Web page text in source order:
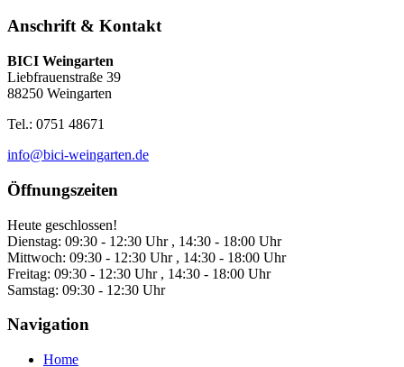
Anschrift & Kontakt
BICI Weingarten
Liebfrauenstraße 39
88250 Weingarten
Tel.: 0751 48671
info@bici-weingarten.de
Öffnungszeiten
Heute geschlossen!
Dienstag: 09:30 - 12:30 Uhr , 14:30 - 18:00 Uhr
Mittwoch: 09:30 - 12:30 Uhr , 14:30 - 18:00 Uhr
Freitag: 09:30 - 12:30 Uhr , 14:30 - 18:00 Uhr
Samstag: 09:30 - 12:30 Uhr
Navigation
Home